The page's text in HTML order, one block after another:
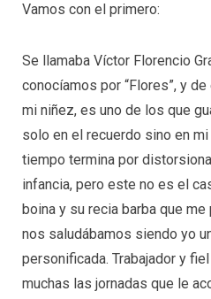
Vamos con el primero:
Se llamaba Víctor Florencio
conocíamos por “Flores”, y
mi niñez, es uno de los que
solo en el recuerdo sino en
tiempo termina por
infancia, pero este no es el
boina y su recia barba que me
nos saludábamos siendo yo
personificada. Trabajador y
muchas las jornadas que le